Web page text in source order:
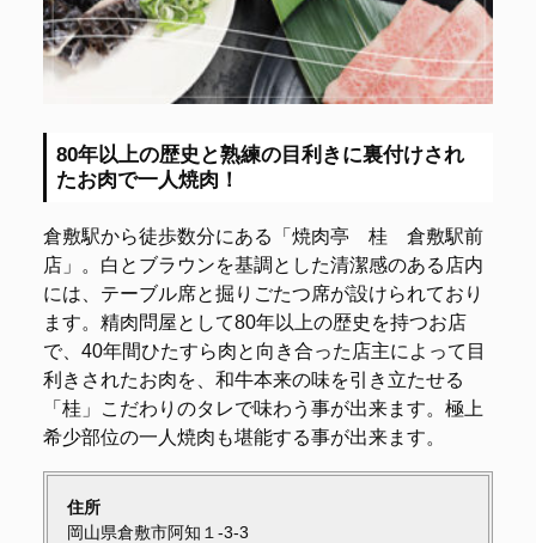
80年以上の歴史と熟練の目利きに裏付けされ
たお肉で一人焼肉！
倉敷駅から徒歩数分にある「焼肉亭 桂 倉敷駅前
店」。白とブラウンを基調とした清潔感のある店内
には、テーブル席と掘りごたつ席が設けられており
ます。精肉問屋として80年以上の歴史を持つお店
で、40年間ひたすら肉と向き合った店主によって目
利きされたお肉を、和牛本来の味を引き立たせる
「桂」こだわりのタレで味わう事が出来ます。極上
希少部位の一人焼肉も堪能する事が出来ます。
住所
岡山県倉敷市阿知１-3-3